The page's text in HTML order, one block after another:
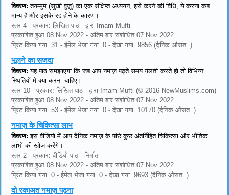
विवरण: तयम्मुम (सुखी वुज़ू) का एक संक्षिप्त अध्ययन, इसे करने की विधि, ये करना कब
मान्य है और इसके रद्द होने के कारण।
स्तर 4 - प्रकार: लिखित पाठ - द्वारा Imam Mufti
प्रकाशित हुआ 08 Nov 2022 - अंतिम बार संशोधित 07 Nov 2022
प्रिंट किया गया: 31 - ईमेल भेजा गया: 0 - देखा गया: 9856 (दैनिक औसत: )
भूलने का सजदा
विवरण: यह पाठ समझाएगा कि जब आप नमाज़ पढ़ते समय गलती करते हो तो विभिन्न
स्थितियों मे क्या करना चाहिए।
स्तर 10 - प्रकार: लिखित पाठ - द्वारा Imam Mufti (© 2016 NewMuslims.com)
प्रकाशित हुआ 08 Nov 2022 - अंतिम बार संशोधित 07 Nov 2022
प्रिंट किया गया: 53 - ईमेल भेजा गया: 0 - देखा गया: 10170 (दैनिक औसत: )
नमाज़ के चिकित्सा लाभ
विवरण: इस वीडियो में आप दैनिक नमाज़ के पीछे कुछ अंतर्निहित चिकित्सा और भौतिक
लाभों की खोज करेंगे।
स्तर 2 - प्रकार: वीडियो पाठ - निर्माता
प्रकाशित हुआ 08 Nov 2022 - अंतिम बार संशोधित 07 Nov 2022
प्रिंट किया गया: 0 - ईमेल भेजा गया: 0 - देखा गया: 9693 (दैनिक औसत: )
दो रकाअत नमाज़ पढ़ना